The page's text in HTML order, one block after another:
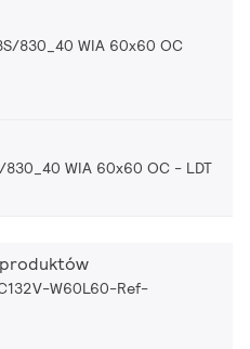
830_40 WIA 60x60 OC
830_40 WIA 60x60 OC LDT
W60L60-Ref-